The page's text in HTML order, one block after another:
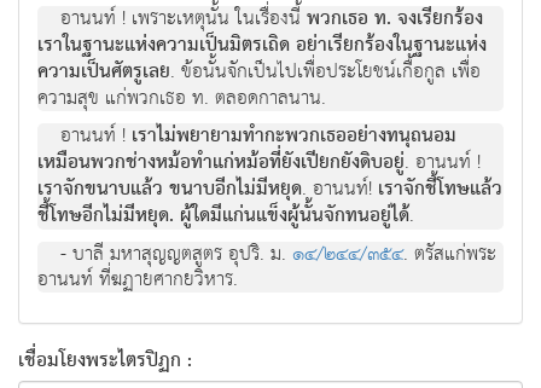
อานนท์ ! เพราะเหตุนั้น ในเรื่องนี้พวกเธอ ท. จงเรียกร้อง
เราในฐานะแห่งความเป็นมิตรเถิด อย่าเรียกร้องในฐานะแห่ง
ความเป็นศัตรูเลย. ข้อนั้นจักเป็นไปเพื่อประโยชน์เกื้อกูล เพื่อ
ความสุข แก่พวกเธอ ท. ตลอดกาลนาน.
อานนท์ ! เราไม่พยายามทำกะพวกเธออย่างทนุถนอม
เหมือนพวกช่างหม้อทำแก่หม้อที่ยังเปียกยังดิบอยู่. อานนท์ !
เราจักขนาบแล้ว ขนาบอีกไม่มีหยุด. อานนท์! เราจักชี้โทษแล้ว
ชี้โทษอีกไม่มีหยุด. ผู้ใดมีแก่นแข็งผู้นั้นจักทนอยู่ได้.
- บาลี มหาสุญญตสูตร อุปริ. ม.๑๔/๒๔๔/๓๕๔. ตรัสแก่พระ
อานนท์ ที่ฆฏายศากยวิหาร.
เชื่อมโยงพระไตรปิฏก :